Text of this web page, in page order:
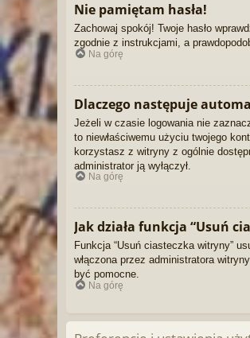
Nie pamiętam hasła!
Zachowaj spokój! Twoje hasło
zgodnie z instrukcjami, a
Na górę
Dlaczego następuje
Jeżeli w czasie logowania nie
to niewłaściwemu użyciu twojego
korzystasz z witryny z ogólnie
administrator ją wyłączył.
Na górę
Jak działa funkcja “Usuń
Funkcja “Usuń ciasteczka witryny”
włączona przez administratora
być pomocne.
Na górę